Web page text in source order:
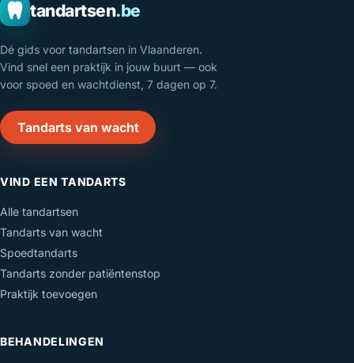
tandartsen.be
Dé gids voor tandartsen in Vlaanderen.
Vind snel een praktijk in jouw buurt — ook
voor spoed en wachtdienst, 7 dagen op 7.
Tandarts van wacht
VIND EEN TANDARTS
Alle tandartsen
Tandarts van wacht
Spoedtandarts
Tandarts zonder patiëntenstop
Praktijk toevoegen
BEHANDELINGEN